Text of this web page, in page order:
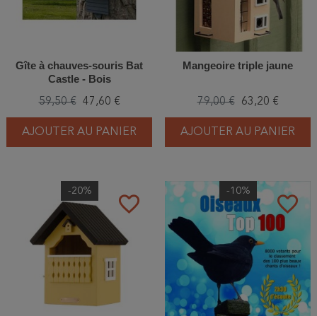
Gîte à chauves-souris Bat
Castle - Bois
59,50 € 47,60 €
AJOUTER AU PANIER
Mangeoire triple jaune
79,00 € 63,20 €
AJOUTER AU PANIER
favorite_border
-20%
favorite_border
-10%